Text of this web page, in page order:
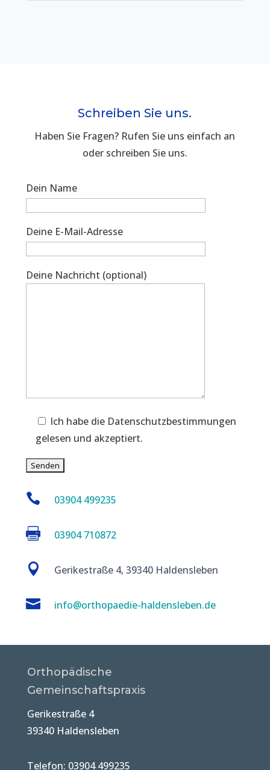
Schreiben Sie uns.
Haben Sie Fragen? Rufen Sie uns einfach an
oder schreiben Sie uns.
Dein Name
Deine E-Mail-Adresse
Deine Nachricht (optional)
Ich habe die Datenschutzbestimmungen
gelesen und akzeptiert.
 03904 499235
 03904 710872
 Gerikestraße 4, 39340 Haldensleben
 info@orthopaedie-haldensleben.de
Orthopädische
Gemeinschaftspraxis
Gerikestraße 4
39340 Haldensleben
Telefon: 03904 499235